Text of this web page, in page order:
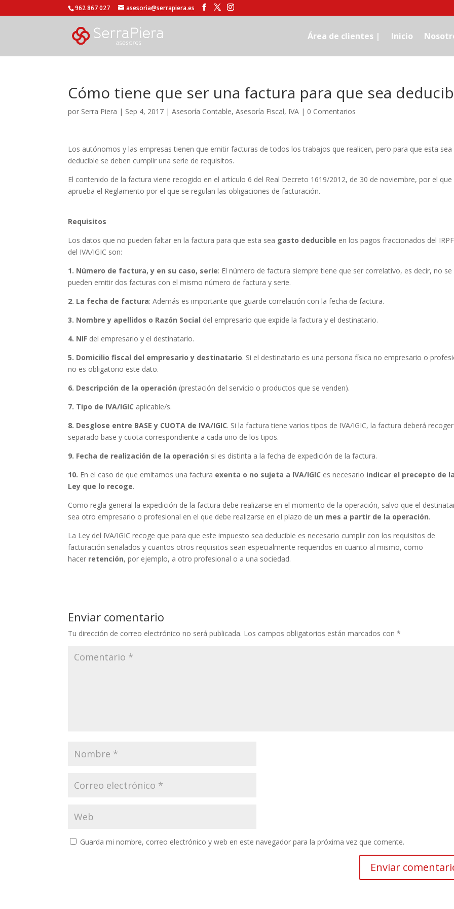
962 867 027 asesoria@serrapiera.es
Área de clientes | Inicio
Cómo tiene que ser una factura para que sea
por Serra Piera | Sep 4, 2017 |Asesoría Contable,Asesoría Fiscal, IVA | 0 Comentarios
Los autónomos y las empresas tienen que emitir facturas de todos los trabajos que realicen, pero para que esta sea
deducible se deben cumplir una serie de requisitos.
El contenido de la factura viene recogido en el artículo 6 del Real Decreto 1619/2012, de 30 de noviembre, por el que
aprueba el Reglamento por el que se regulan las obligaciones de facturación.
Requisitos
Los datos que no pueden faltar en la factura para que esta sea gasto deducible en los pagos fraccionados del
del IVA/IGIC son:
1. Número de factura, y en su caso, serie: El número de factura siempre tiene que ser correlativo, es decir, no se
pueden emitir dos facturas con el mismo número de factura y serie.
2. La fecha de factura: Además es importante que guarde correlación con la fecha de factura.
3. Nombre y apellidos o Razón Social del empresario que expide la factura y el destinatario.
4. NIF del empresario y el destinatario.
5. Domicilio fiscal del empresario y destinatario. Si el destinatario es una persona física no empresario o
no es obligatorio este dato.
6. Descripción de la operación (prestación del servicio o productos que se venden).
7. Tipo de IVA/IGIC aplicable/s.
8. Desglose entre BASE y CUOTA de IVA/IGIC. Si la factura tiene varios tipos de IVA/IGIC, la factura deberá
separado base y cuota correspondiente a cada uno de los tipos.
9. Fecha de realización de la operación si es distinta a la fecha de expedición de la factura.
10. En el caso de que emitamos una factura exenta o no sujeta a IVA/IGIC es necesario indicar el precepto de la
Ley que lo recoge.
Como regla general la expedición de la factura debe realizarse en el momento de la operación, salvo que el
sea otro empresario o profesional en el que debe realizarse en el plazo de un mes a partir de la operación.
La Ley del IVA/IGIC recoge que para que este impuesto sea deducible es necesario cumplir con los requisitos de
facturación señalados y cuantos otros requisitos sean especialmente requeridos en cuanto al mismo, como
hacer retención, por ejemplo, a otro profesional o a una sociedad.
Enviar comentario
Tu dirección de correo electrónico no será publicada. Los campos obligatorios están marcados con*
Guarda mi nombre, correo electrónico y web en este navegador para la próxima vez que comente.